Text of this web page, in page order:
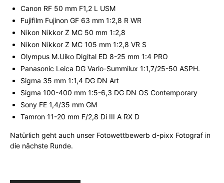
Canon RF 50 mm F1,2 L USM
Fujifilm Fujinon GF 63 mm 1:2,8 R WR
Nikon Nikkor Z MC 50 mm 1:2,8
Nikon Nikkor Z MC 105 mm 1:2,8 VR S
Olympus M.Uiko Digital ED 8-25 mm 1:4 PRO
Panasonic Leica DG Vario-Summilux 1:1,7/25-50 ASPH.
Sigma 35 mm 1:1,4 DG DN Art
Sigma 100-400 mm 1:5-6,3 DG DN OS Contemporary
Sony FE 1,4/35 mm GM
Tamron 11-20 mm F/2,8 Di III A RX D
Natürlich geht auch unser Fotowettbewerb d-pixx Fotograf in
die nächste Runde.